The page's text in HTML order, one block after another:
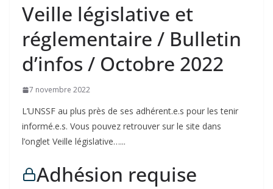
Veille législative et
réglementaire / Bulletin
d’infos / Octobre 2022
7 novembre 2022
L’UNSSF au plus près de ses adhérent.e.s pour les tenir
informé.e.s. Vous pouvez retrouver sur le site dans
l’onglet Veille législative…...
Adhésion requise